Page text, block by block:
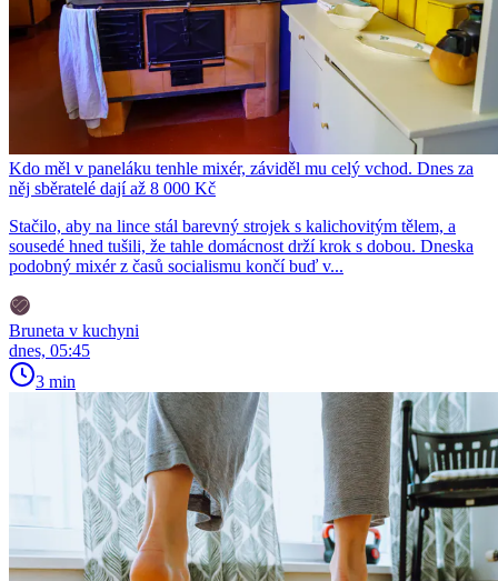
Kdo měl v paneláku tenhle mixér, záviděl mu celý vchod. Dnes za
něj sběratelé dají až 8 000 Kč
Stačilo, aby na lince stál barevný strojek s kalichovitým tělem, a
sousedé hned tušili, že tahle domácnost drží krok s dobou. Dneska
podobný mixér z časů socialismu končí buď v...
Bruneta v kuchyni
dnes, 05:45
3 min